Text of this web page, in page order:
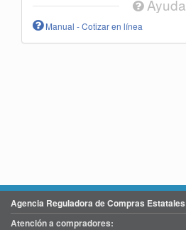
Ayuda
Manual - Cotizar en línea
Agencia Reguladora de Compras Estatales
Atención a compradores: